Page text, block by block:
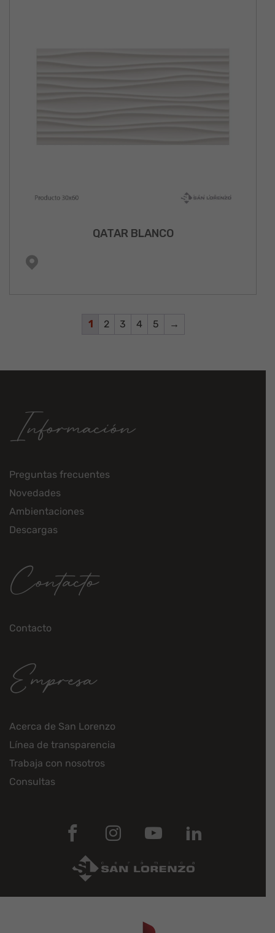
QATAR BLANCO
1 2 3 4 5 →
Información
Preguntas frecuentes
Novedades
Ambientaciones
Descargas
Contacto
Contacto
Empresa
Acerca de San Lorenzo
Línea de transparencia
Trabaja con nosotros
Consultas